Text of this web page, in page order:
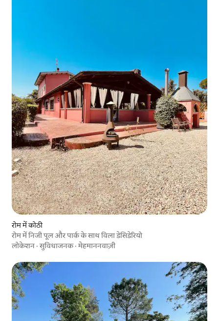
रोम में कोठी
रोम में निजी पूल और पार्क के साथ विला डेसिडेरियो
लोकेशन ·सुविधाजनक·मेहमाननवाज़ी